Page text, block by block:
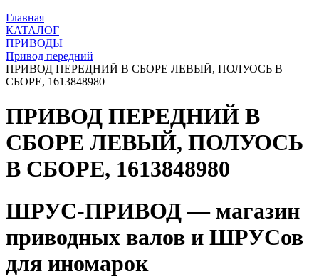
Главная
КАТАЛОГ
ПРИВОДЫ
Привод передний
ПРИВОД ПЕРЕДНИЙ В СБОРЕ ЛЕВЫЙ, ПОЛУОСЬ В
СБОРЕ, 1613848980
ПРИВОД ПЕРЕДНИЙ В
СБОРЕ ЛЕВЫЙ, ПОЛУОСЬ
В СБОРЕ, 1613848980
ШРУС-ПРИВОД — магазин
приводных валов и ШРУСов
для иномарок